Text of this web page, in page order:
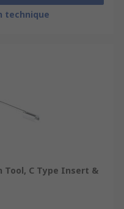
technique
Tool, C Type Insert &